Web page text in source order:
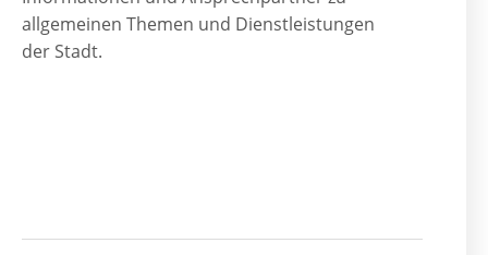
allgemeinen Themen und Dienstleistungen
der Stadt.